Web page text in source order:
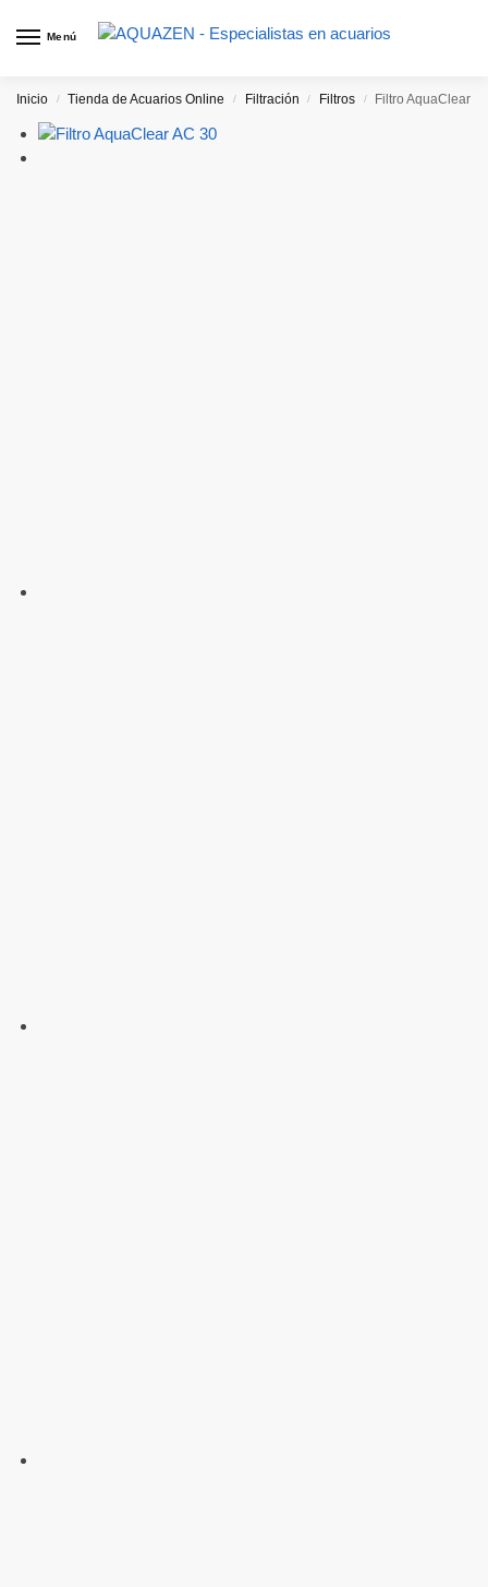
Menú
Inicio / Tienda de Acuarios Online / Filtración / Filtros / Filtro AquaClear